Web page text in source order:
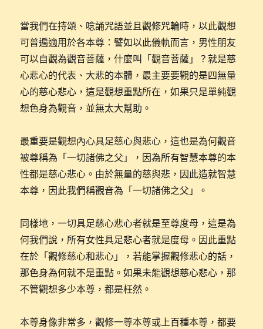
當我們在持頌、唸誦咒語並且觀修咒輪時，以此觀想
可普遍適用於各本尊：譬如以此儀軌而言，男性朋友
可以自觀為觀音菩薩，什麼叫「觀音菩薩」？就是慈
心悲心的代表、大悲的本體，最主要要觀的是四無量
心的慈心悲心，這是觀想重點所在，如果只是單純觀
想色身為觀音，並無太大幫助。
最重要是觀想內心具足慈心與悲心，這也是為何觀音
被尊稱為「一切諸佛之父」，因為所有智慧本尊的本
性都是慈心悲心。由於無量的慈與悲，因此造就智慧
本尊，因此我們稱觀音為「一切諸佛之父」。
同樣地，一切具足慈心悲心者就是至尊度母，這是為
何我們說，所有女性具足悲心者就是度母。因此重點
在於「觀修慈心和悲心」，若能掌握觀修悲心的話，
那色身為何就不是重點。如果未能觀想慈心悲心，那
不管觀想多少本尊，都是枉然。
本尊身像非常多，觀修一尊本尊或上百種本尊，都要